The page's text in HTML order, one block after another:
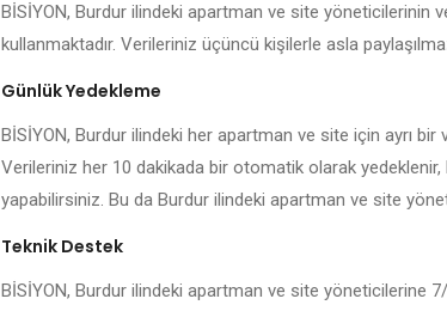
BİSİYON, Burdur ilindeki apartman ve site yöneticilerinin
kullanmaktadır. Verileriniz üçüncü kişilerle asla
Günlük Yedekleme
BİSİYON, Burdur ilindeki her apartman ve site için ayrı bir
Verileriniz her 10 dakikada bir otomatik olarak
yapabilirsiniz. Bu da Burdur ilindeki apartman ve site
Teknik Destek
BİSİYON, Burdur ilindeki apartman ve site yöneticilerine